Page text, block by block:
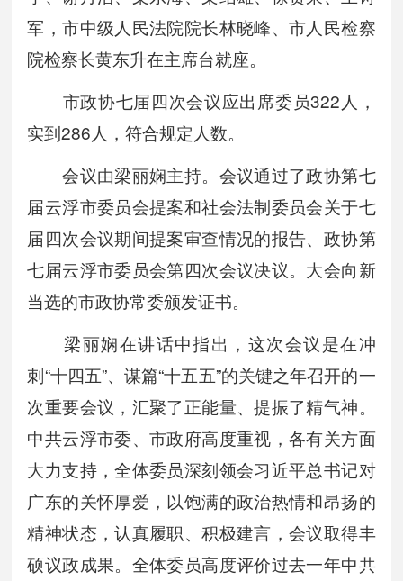
军，市中级人民法院院长林晓峰、市人民检察
院检察长黄东升在主席台就座。
市政协七届四次会议应出席委员322人，
实到286人，符合规定人数。
会议由梁丽娴主持。会议通过了政协第七
届云浮市委员会提案和社会法制委员会关于七
届四次会议期间提案审查情况的报告、政协第
七届云浮市委员会第四次会议决议。大会向新
当选的市政协常委颁发证书。
梁丽娴在讲话中指出，这次会议是在冲
刺“十四五”、谋篇“十五五”的关键之年召开的一
次重要会议，汇聚了正能量、提振了精气神。
中共云浮市委、市政府高度重视，各有关方面
大力支持，全体委员深刻领会习近平总书记对
广东的关怀厚爱，以饱满的政治热情和昂扬的
精神状态，认真履职、积极建言，会议取得丰
硕议政成果。全体委员高度评价过去一年中共